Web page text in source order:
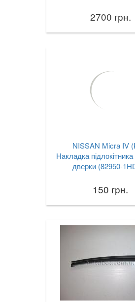
2700 грн.
NISSAN Micra IV
Накладка
дверки (82950-
150 грн.